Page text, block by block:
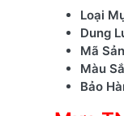
Loại
Dung
Mã
Màu
Bảo